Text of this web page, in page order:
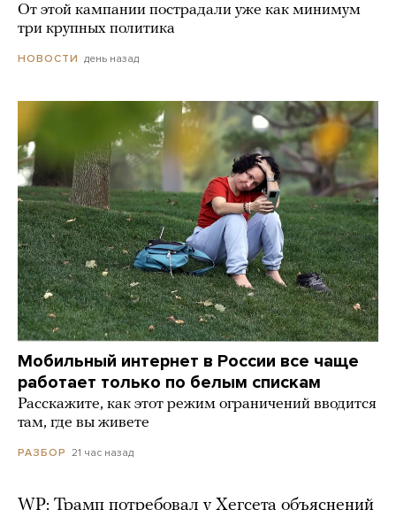
От этой кампании пострадали уже как минимум
три крупных политика
НОВОСТИ день назад
Мобильный интернет в России все чаще
работает только по белым спискам
Расскажите, как этот режим ограничений вводится
там, где вы живете
РАЗБОР 21 час назад
WP: Трамп потребовал у Хегсета объяснений